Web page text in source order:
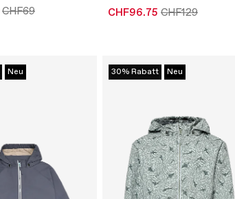
CHF69 CHF96.75 CHF129
Neu 30% Rabatt Neu